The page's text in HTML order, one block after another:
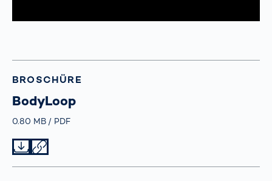
BROSCHÜRE
BodyLoop
Größe
0.80 MB TypPDF